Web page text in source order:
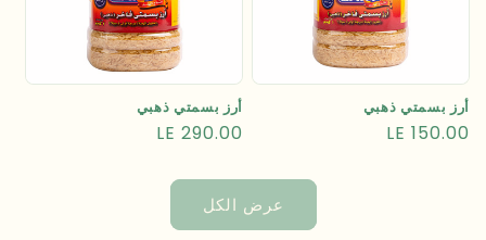
أرز بسمتي ذهبي
السعر
LE 150.00
أرز بسمتي ذهبي
السعر
LE 290.00
عرض الكل